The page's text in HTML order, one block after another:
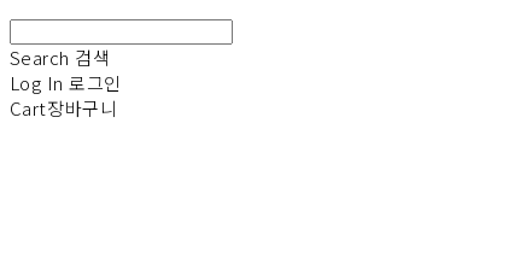
Search 검색
Log In 로그인
Cart장바구니